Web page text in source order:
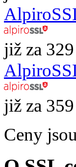
již za
již za
Ceny